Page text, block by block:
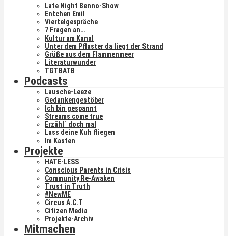
Late Night Benno-Show
Entchen Emil
Viertelgespräche
7 Fragen an…
Kultur am Kanal
Unter dem Pflaster da liegt der Strand
Grüße aus dem Flammenmeer
Literaturwunder
TGTBATB
Podcasts
Lausche-Leeze
Gedankengestöber
Ich bin gespannt
Streams come true
Erzähl´ doch mal
Lass deine Kuh fliegen
Im Kasten
Projekte
HATE-LESS
Conscious Parents in Crisis
Community Re-Awaken
Trust in Truth
#NewME
Circus A.C.T
Citizen Media
Projekte-Archiv
Mitmachen